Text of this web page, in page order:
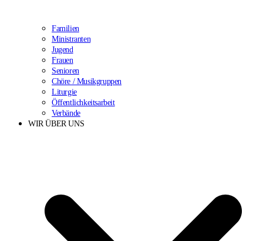
Familien
Ministranten
Jugend
Frauen
Senioren
Chöre / Musikgruppen
Liturgie
Öffentlichkeitsarbeit
Verbände
WIR ÜBER UNS